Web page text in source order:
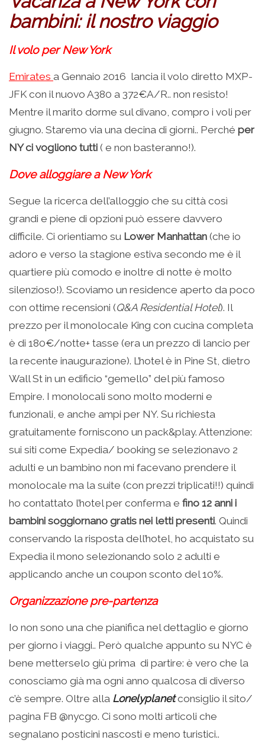
bambini: il nostro viaggio
Il volo per New York
Emirates a Gennaio 2016 lancia il volo diretto MXP-
JFK con il nuovo A380 a 372€A/R.. non resisto!
Mentre il marito dorme sul divano, compro i voli per
giugno. Staremo via una decina di giorni.. Perché per
NY ci vogliono tutti ( e non basteranno!).
Dove alloggiare a New York
Segue la ricerca dell’alloggio che su città così
grandi e piene di opzioni può essere davvero
difficile. Ci orientiamo su Lower Manhattan (che io
adoro e verso la stagione estiva secondo me è il
quartiere più comodo e inoltre di notte è molto
silenzioso!). Scoviamo un residence aperto da poco
con ottime recensioni (Q&A Residential Hotel). Il
prezzo per il monolocale King con cucina completa
è di 180€/notte+ tasse (era un prezzo di lancio per
la recente inaugurazione). L’hotel è in Pine St, dietro
Wall St in un edificio “gemello” del più famoso
Empire. I monolocali sono molto moderni e
funzionali, e anche ampi per NY. Su richiesta
gratuitamente forniscono un pack&play. Attenzione:
sui siti come Expedia/ booking se selezionavo 2
adulti e un bambino non mi facevano prendere il
monolocale ma la suite (con prezzi triplicati!!) quindi
ho contattato l’hotel per conferma e fino 12 anni i
bambini soggiornano gratis nei letti presenti. Quindi
conservando la risposta dell’hotel, ho acquistato su
Expedia il mono selezionando solo 2 adulti e
applicando anche un coupon sconto del 10%.
Organizzazione pre-partenza
Io non sono una che pianifica nel dettaglio e giorno
per giorno i viaggi.. Però qualche appunto su NYC è
bene metterselo giù prima di partire: è vero che la
conosciamo già ma ogni anno qualcosa di diverso
c’è sempre. Oltre alla Lonelyplanetconsiglio il sito/
pagina FB @nycgo. Ci sono molti articoli che
segnalano posticini nascosti e meno turistici..